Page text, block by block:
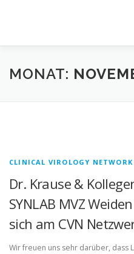
HOME
PARTNERPROJEKTE
MONAT:
CLINICAL VIROLOGY NETWORK
Dr. Krause &
SYNLAB MVZ
sich am CVN
Wir freuen uns sehr darüber, dass